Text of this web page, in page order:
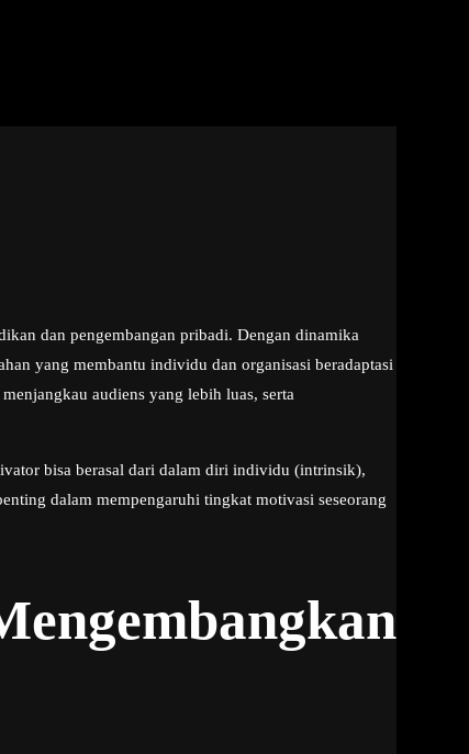
dan pengembangan pribadi. Dengan dinamika
yang membantu individu dan organisasi beradaptasi
audiens yang lebih luas, serta
bisa berasal dari dalam diri individu (intrinsik),
dalam mempengaruhi tingkat motivasi seseorang